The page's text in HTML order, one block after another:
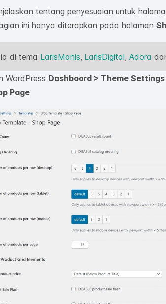
tentang penyesuaian untuk
ini hanya diterapkan pada halaman
di tema LarisManis, LarisDigital,Adora
WordPress Dashboard > Theme
Page